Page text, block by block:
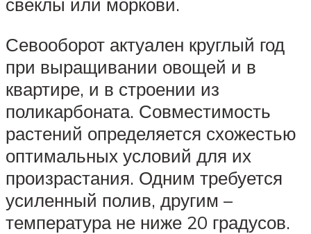
Севооборот актуален круглый год
при выращивании овощей и в
квартире, и в строении из
поликарбоната. Совместимость
растений определяется схожестью
оптимальных условий для их
произрастания. Одним требуется
усиленный полив, другим –
температура не ниже 20 градусов.